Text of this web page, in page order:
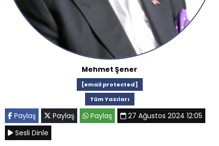
Mehmet Şener
[email protected]
Tüm Yazıları
Paylaş Paylaş Paylaş
27 Ağustos 2024 12:05
Sesli Dinle